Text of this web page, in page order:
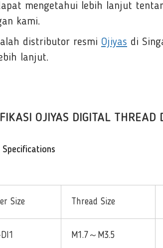
mengetahui lebih lanjut
kami.
distributor resmi Ojiyas di
lanjut.
OJIYAS DIGITAL THREAD
Specifications
Size Thread Size
M1.7～M3.5